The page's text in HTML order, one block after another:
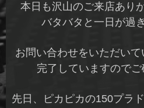
本日も沢山のご来店あり
バタバタと一日が過
お問い合わせをいただい
完了していますので
先日、ピカピカの150プラ